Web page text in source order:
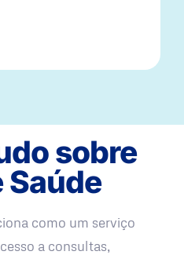
sobre
Saúde
como um serviço
a consultas,